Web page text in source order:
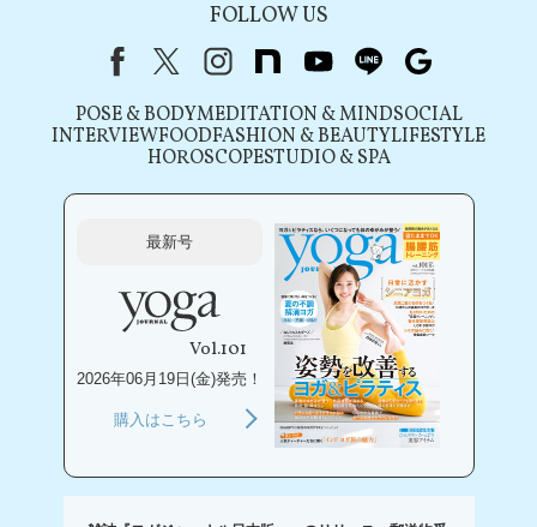
FOLLOW US
FacebookX（旧Twitter）
instagram
note youtubeline
POSE & BODYMEDITATION & MINDSOCIAL
INTERVIEWFOODFASHION & BEAUTYLIFESTYLE
HOROSCOPESTUDIO & SPA
最新号
Vol.101
2026年06月19日(金)発売！
購入はこちら